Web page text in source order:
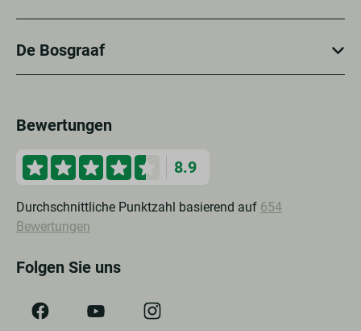
De Bosgraaf
Bewertungen
8.9
Durchschnittliche Punktzahl basierend auf 654
Bewertungen
Folgen Sie uns